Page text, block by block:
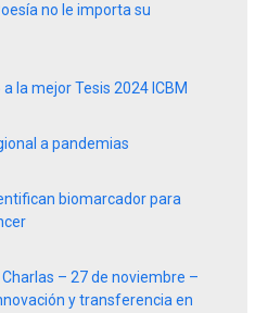
no le importa su
la mejor Tesis 2024 ICBM
a pandemias
biomarcador para
– 27 de noviembre –
y transferencia en